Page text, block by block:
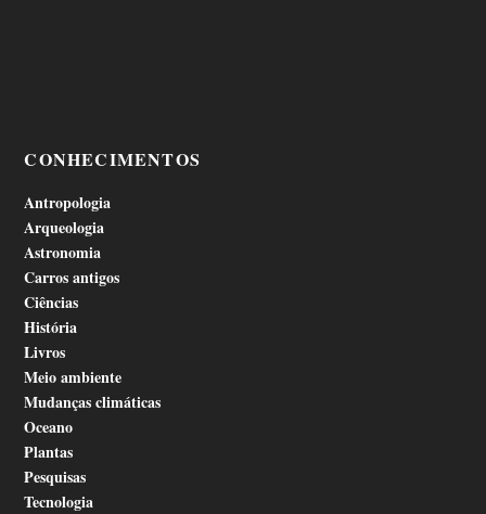
CONHECIMENTOS
Antropologia
Arqueologia
Astronomia
Carros antigos
Ciências
História
Livros
Meio ambiente
Mudanças climáticas
Oceano
Plantas
Pesquisas
Tecnologia